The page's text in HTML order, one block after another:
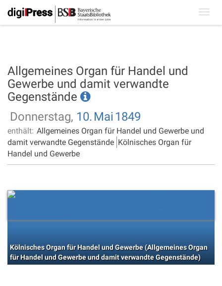
Allgemeines Organ für Handel und
Gewerbe und damit verwandte
Gegenstände
Donnerstag, 10. Mai 1849
enthält: Allgemeines Organ für Handel und Gewerbe und
damit verwandte Gegenstände Kölnisches Organ für
Handel und Gewerbe
Kölnisches Organ für Handel und Gewerbe (Allgemeines Organ
für Handel und Gewerbe und damit verwandte Gegenstände)